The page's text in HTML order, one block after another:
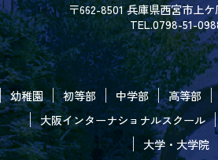
〒662-8501 兵庫県西宮市上ケ
TEL.0798-51-
幼稚園 初等部 中学部 高等部
大阪インターナショナルスクール
大学・大学院